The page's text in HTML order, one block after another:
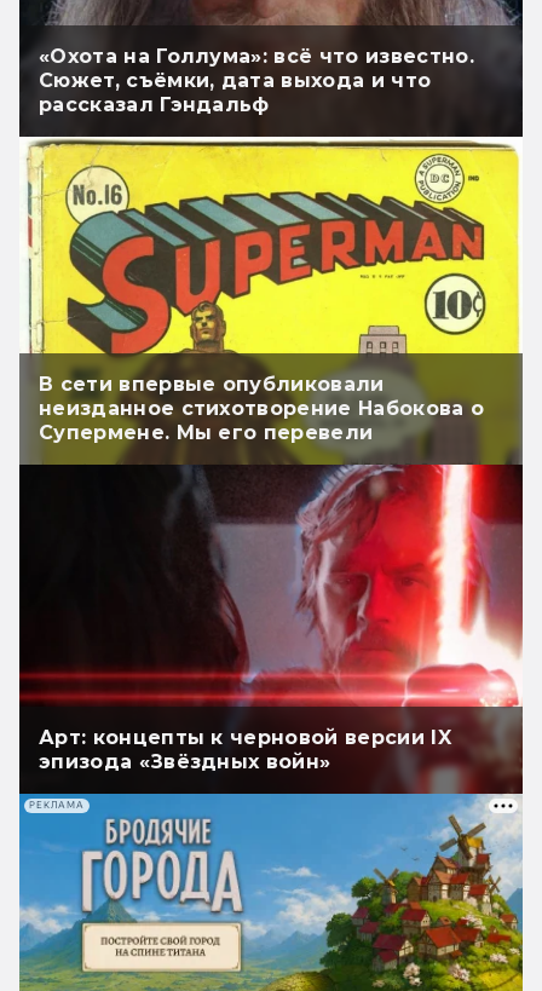
«Охота на Голлума»: всё что известно.
Сюжет, съёмки, дата выхода и что
рассказал Гэндальф
В сети впервые опубликовали
неизданное стихотворение Набокова о
Супермене. Мы его перевели
Арт: концепты к черновой версии IX
эпизода «Звёздных войн»
РЕКЛАМА